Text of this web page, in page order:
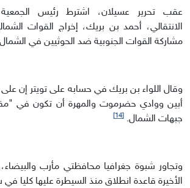
عقب تحرير عسيلان، اشترط رئيس
الانتقالي، أحمد بن بريك، إخراج القوات
مشاركة القوات الجنوبية ضد الحوثيين في
وقال اللواء بن بريك في حسابه على تويتر إن
أبين ووادي حضرموت والمهرة أن تكون في
جبهات الشمال. [14]
وتجاور شبوة جغرافيا محافظتي مأرب
الأخيرة قاعدة انطلاق منذ السيطرة عليها كليا